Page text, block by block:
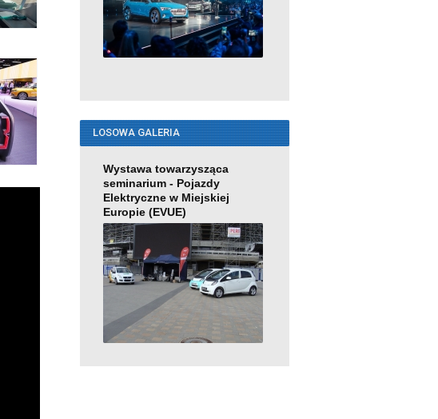
LOSOWA GALERIA
Wystawa towarzysząca
seminarium - Pojazdy
Elektryczne w Miejskiej
Europie (EVUE)